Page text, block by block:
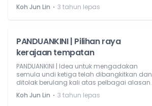
Koh Jun Lin ⋅ 3 tahun lepas
PANDUANKINI | Pilihan raya
kerajaan tempatan
PANDUANKINI | Idea untuk mengadakan
semula undi ketiga telah dibangkitkan dan
ditolak berulang kali atas pelbagai alasan.
Koh Jun Lin ⋅ 3 tahun lepas